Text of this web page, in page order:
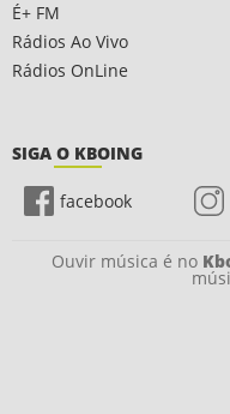
É+ FM
Rádios Ao Vivo
Rádios OnLine
SIGA O KBOING
facebook
Ouvir música é no